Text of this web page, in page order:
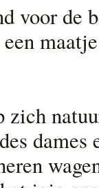
voor de
zich
dames